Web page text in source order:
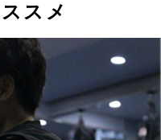
スメ